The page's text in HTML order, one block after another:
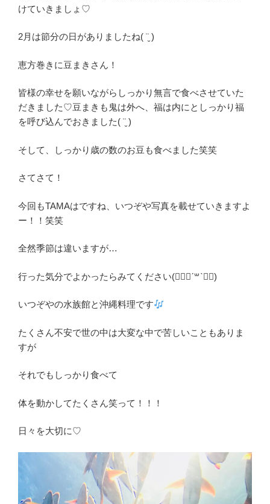
けていきましょ♡
2月は節分の日がありましたね( ¨̮ )
恵方巻きに豆まきさん！
皆様の幸せを願いながらしっかり無言で食べさせていた
だきました♡豆まきも鬼は外へ、福は内にとしっかり福
を呼び込んでおきました( ¨̮ )
そして、しっかり歳の数のお豆も食べました笑笑
さてさて！
今回もTAMAはですね、いつぞや写真を載せていきますよ
ー！！笑笑
全然季節は違いますが…
行った気分でよかったらみてください(๑⃙⃘ˊ꒳​ˋ๑⃙)
いつぞやの水族館と沖縄料理です
たくさん不安で世の中は大変な中で苦しいこともありま
すが
それでもしっかり食べて
体を動かしてたくさん笑って！！！
日々を大切に♡